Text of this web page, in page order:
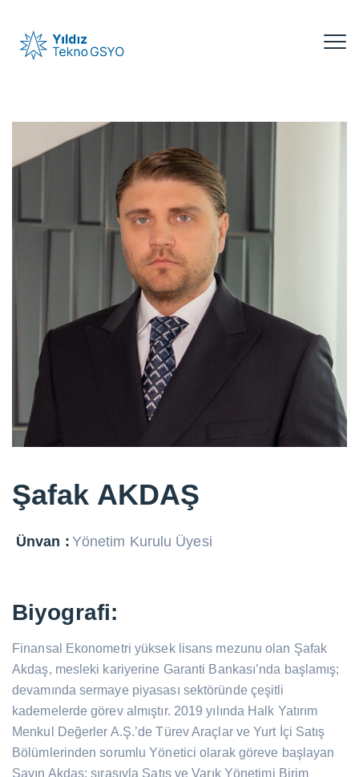
Şafak AKDAŞ
Ünvan : Yönetim Kurulu Üyesi
Biyografi:
Finansal Ekonometri yüksek lisans mezunu olan Şafak
Akdaş, mesleki kariyerine Garanti Bankası’nda başlamış;
devamında sermaye piyasası sektöründe çeşitli
kademelerde görev almıştır. 2019 yılında Halk Yatırım
Menkul Değerler A.Ş.’de Türev Araçlar ve Yurt İçi Satış
Bölümlerinden sorumlu Yönetici olarak göreve başlayan
Sayın Akdaş; sırasıyla Satış ve Varık Yönetimi Birim